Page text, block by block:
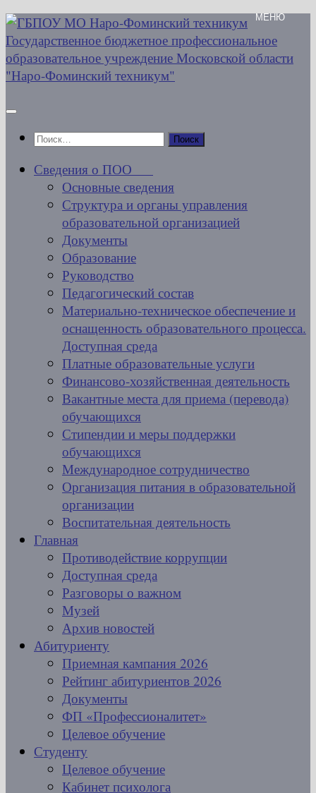
Перейти
к
содержимому
Найти:
Сведения о ПОО
Основные сведения
Структура и органы управления
образовательной организацией
Документы
Образование
Руководство
Педагогический состав
Материально-техническое обеспечение и
оснащенность образовательного процесса.
Доступная среда
Платные образовательные услуги
Финансово-хозяйственная деятельность
Вакантные места для приема (перевода)
обучающихся
Стипендии и меры поддержки
обучающихся
Международное сотрудничество
Организация питания в образовательной
организации
Воспитательная деятельность
Главная
Противодействие коррупции
Доступная среда
Разговоры о важном
Музей
Архив новостей
Абитуриенту
Приемная кампания 2026
Рейтинг абитуриентов 2026
Документы
ФП «Профессионалитет»
Целевое обучение
Студенту
Целевое обучение
Кабинет психолога